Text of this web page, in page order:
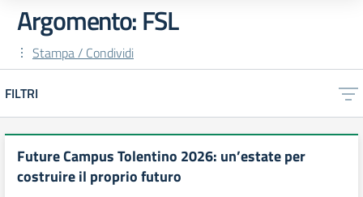
Argomento: FSL
Stampa / Condividi
FILTRI
Future Campus Tolentino 2026: un’estate per
costruire il proprio futuro